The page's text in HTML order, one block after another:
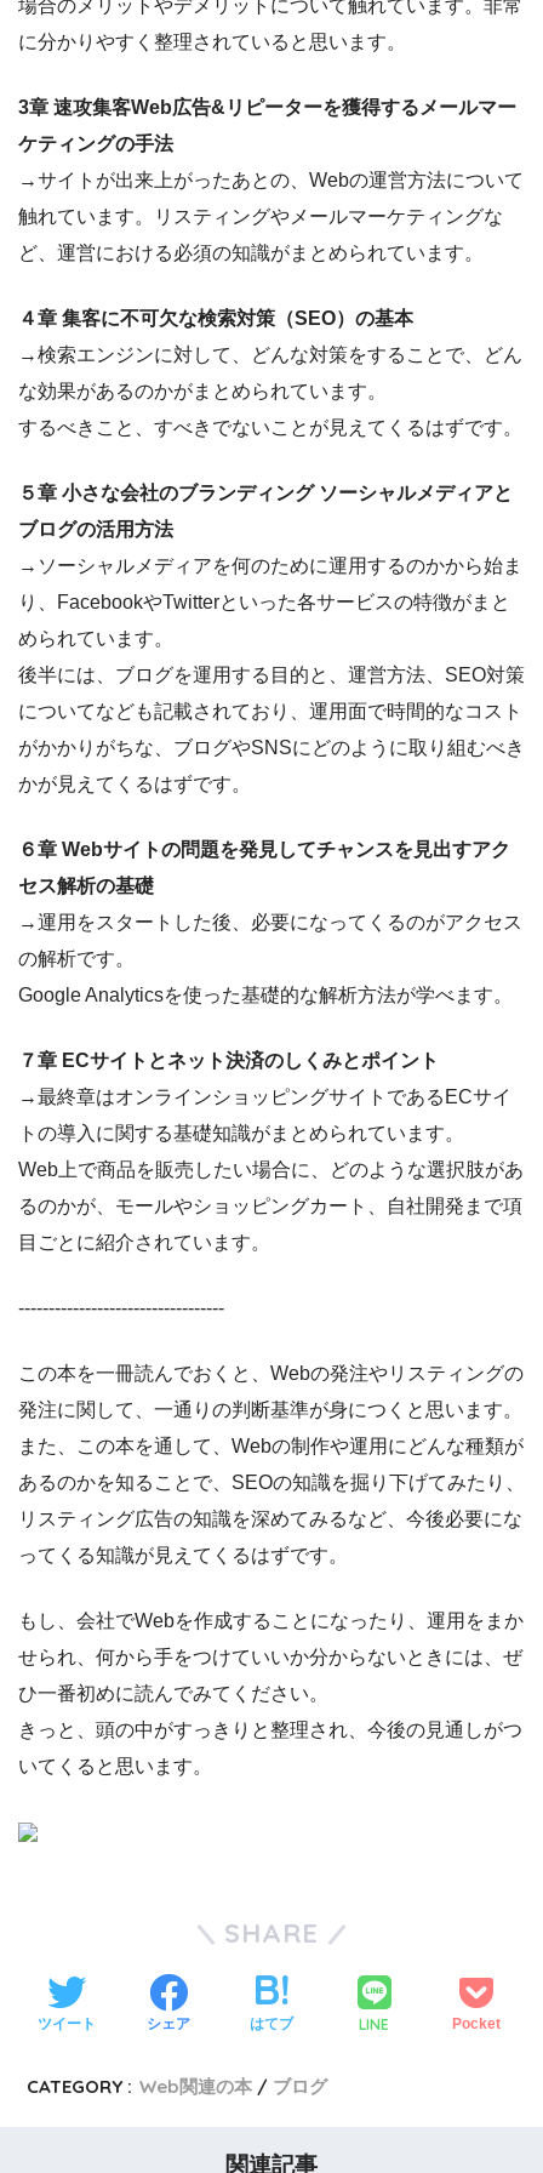
場合のメリットやデメリットについて触れています。非常
に分かりやすく整理されていると思います。
3章 速攻集客Web広告&リピーターを獲得するメールマー
ケティングの手法
→サイトが出来上がったあとの、Webの運営方法について
触れています。リスティングやメールマーケティングな
ど、運営における必須の知識がまとめられています。
４章 集客に不可欠な検索対策（SEO）の基本
→検索エンジンに対して、どんな対策をすることで、どん
な効果があるのかがまとめられています。
するべきこと、すべきでないことが見えてくるはずです。
５章 小さな会社のブランディング ソーシャルメディアと
ブログの活用方法
→ソーシャルメディアを何のために運用するのかから始ま
り、FacebookやTwitterといった各サービスの特徴がまと
められています。
後半には、ブログを運用する目的と、運営方法、SEO対策
についてなども記載されており、運用面で時間的なコスト
がかかりがちな、ブログやSNSにどのように取り組むべき
かが見えてくるはずです。
６章 Webサイトの問題を発見してチャンスを見出すアク
セス解析の基礎
→運用をスタートした後、必要になってくるのがアクセス
の解析です。
Google Analyticsを使った基礎的な解析方法が学べます。
７章 ECサイトとネット決済のしくみとポイント
→最終章はオンラインショッピングサイトであるECサイ
トの導入に関する基礎知識がまとめられています。
Web上で商品を販売したい場合に、どのような選択肢があ
るのかが、モールやショッピングカート、自社開発まで項
目ごとに紹介されています。
----------------------------------
この本を一冊読んでおくと、Webの発注やリスティングの
発注に関して、一通りの判断基準が身につくと思います。
また、この本を通して、Webの制作や運用にどんな種類が
あるのかを知ることで、SEOの知識を掘り下げてみたり、
リスティング広告の知識を深めてみるなど、今後必要にな
ってくる知識が見えてくるはずです。
もし、会社でWebを作成することになったり、運用をまか
せられ、何から手をつけていいか分からないときには、ぜ
ひ一番初めに読んでみてください。
きっと、頭の中がすっきりと整理され、今後の見通しがつ
いてくると思います。
SHARE
ツイート シェア はてブ LINE Pocket
CATEGORY : Web関連の本 ブログ
関連記事